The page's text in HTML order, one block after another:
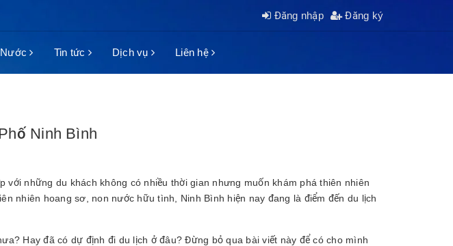
Đăng nhập Đăng ký
Nước Tin tức Dịch vụ Liên hệ
Ninh Bình
với những du khách không có nhiều thời gian nhưng muốn khám phá thiên nhiên
nhiên hoang sơ, non nước hữu tình, Ninh Bình hiện nay đang là điểm đến du lịch
Hay đã có dự định đi du lịch ở đâu? Đừng bỏ qua bài viết này để có cho mình